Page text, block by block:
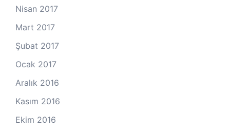
Nisan 2017
Mart 2017
Şubat 2017
Ocak 2017
Aralık 2016
Kasım 2016
Ekim 2016